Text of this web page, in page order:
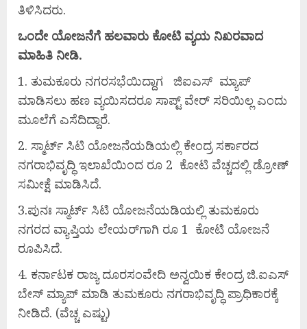
ತಿಳಿಸಿದರು.
ಒಂದೇ ಯೋಜನೆಗೆ ಹಲವಾರು ಕೋಟಿ ವ್ಯಯ ನಿಖರವಾದ
ಮಾಹಿತಿ ನೀಡಿ.
1. ತುಮಕೂರು ನಗರಸಭೆಯಿದ್ದಾಗ ಜಿಐಎಸ್ ಮ್ಯಾಪ್
ಮಾಡಿಸಲು ಹಣ ವ್ಯಯಿಸದರೂ ಸಾಪ್ಟ್ ವೇರ್ ಸರಿಯಿಲ್ಲ ಎಂದು
ಮೂಲೆಗೆ ಎಸೆದಿದ್ದಾರೆ.
2. ಸ್ಮಾರ್ಟ್ ಸಿಟಿ ಯೋಜನೆಯಡಿಯಲ್ಲಿ ಕೇಂದ್ರ ಸರ್ಕಾರದ
ನಗರಾಭಿವೃದ್ಧಿ ಇಲಾಖೆಯಿಂದ ರೂ 2 ಕೋಟಿ ವೆಚ್ಚದಲ್ಲಿ ಡ್ರೋಣ್
ಸಮೀಕ್ಷೆ ಮಾಡಿಸಿದೆ.
3.ಪುನಃ ಸ್ಮಾರ್ಟ್ ಸಿಟಿ ಯೋಜನೆಯಡಿಯಲ್ಲಿ ತುಮಕೂರು
ನಗರದ ವ್ಯಾಪ್ತಿಯ ಲೇಯರ್‌ಗಾಗಿ ರೂ 1 ಕೋಟಿ ಯೋಜನೆ
ರೂಪಿಸಿದೆ.
4. ಕರ್ನಾಟಕ ರಾಜ್ಯ ದೂರಸಂವೇದಿ ಅನ್ವಯಿಕ ಕೇಂದ್ರ ಜಿ.ಐಎಸ್
ಬೇಸ್ ಮ್ಯಾಪ್ ಮಾಡಿ ತುಮಕೂರು ನಗರಾಭಿವೃದ್ಧಿ ಪ್ರಾಧಿಕಾರಕ್ಕೆ
ನೀಡಿದೆ. (ವೆಚ್ಚ ಎಷ್ಟು)